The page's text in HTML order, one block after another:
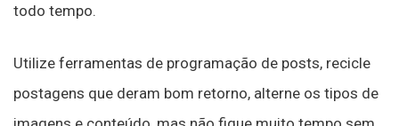
todo tempo.
Utilize ferramentas de programação de posts, recicle
postagens que deram bom retorno, alterne os tipos de